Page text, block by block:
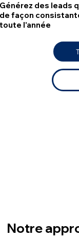
Notre
des leads
façon
l'année